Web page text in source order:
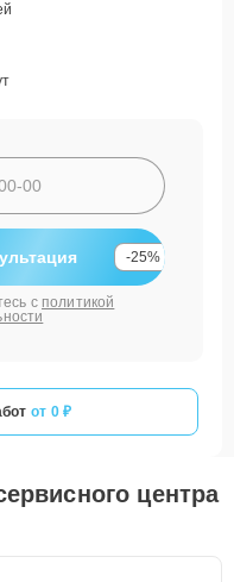
-25%
с политикой
от 0 ₽
центра